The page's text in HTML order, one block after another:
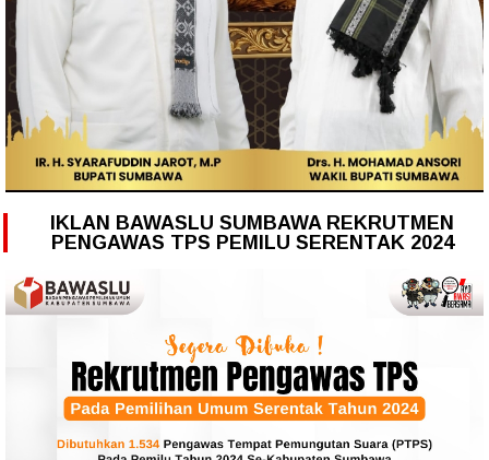
IKLAN BAWASLU SUMBAWA REKRUTMEN
PENGAWAS TPS PEMILU SERENTAK 2024